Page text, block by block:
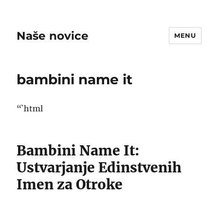
Naše novice MENU
bambini name it
“`html
Bambini Name It:
Ustvarjanje Edinstvenih
Imen za Otroke